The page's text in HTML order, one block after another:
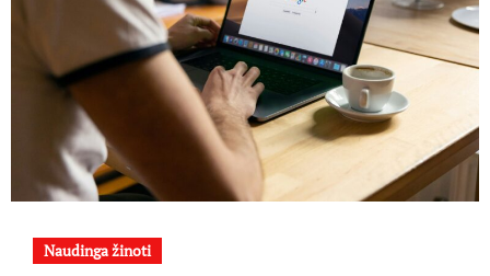
Naudinga žinoti